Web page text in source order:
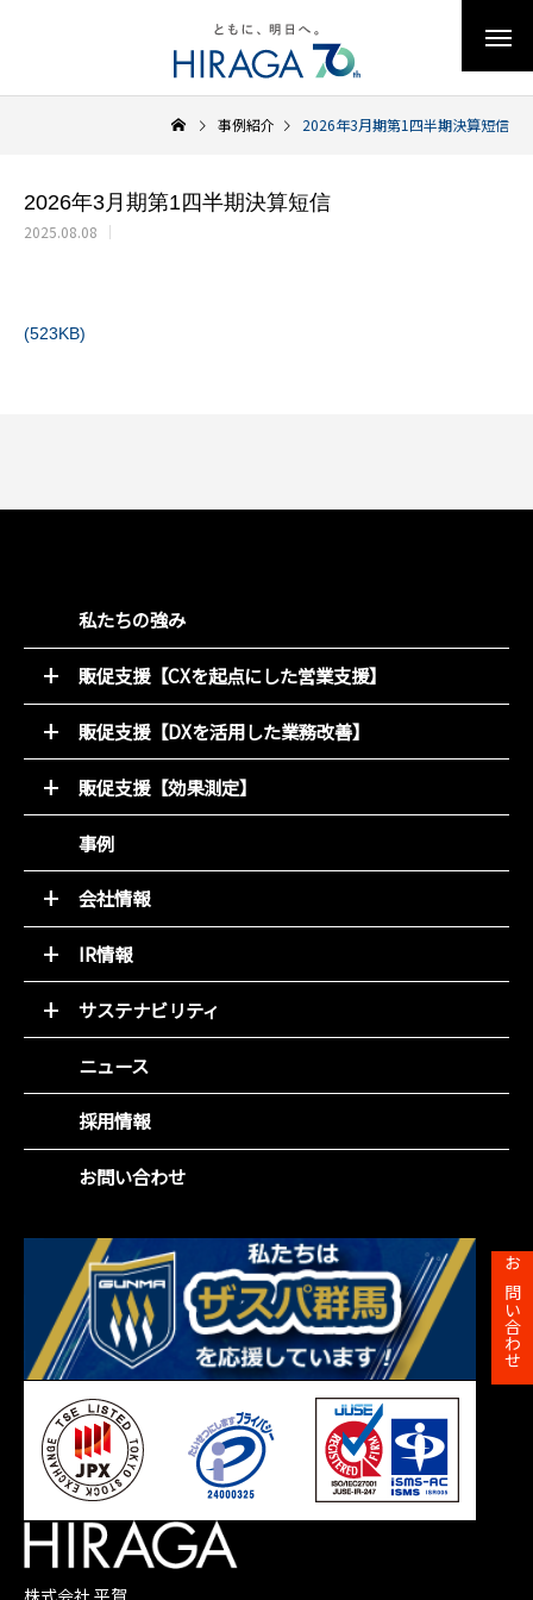
お問い合わせ
事例紹介 2026年3月期第1四半期決算短信
2026年3月期第1四半期決算短信
2025.08.08
(523KB)
私たちの強み
販促支援【CXを起点にした営業支援】
52週マーケティング
キャンペーン支援サービス
動画コンテンツ
デジタルチラシ 買適ミッケ!
商品ブランディング
PDM（顧客データ活用）
LINE集客サービス（＋LINKS）
販促支援【DXを活用した業務改善】
オンライン販促物制作支援システム
店別販促サポート
販促支援【効果測定】
商圏ポテンシャル分析
アンケート分析
売れるデザイン研究所
事例
会社情報
トップメッセージ
基本理念
会社概要
組織図
役員紹介
沿革
事業所一覧
IR情報
トップメッセージと決算解説
経営方針
IR資料室
財務ハイライト
IRカレンダー
株主総会
株主メモ
サステナビリティ
環境(E)
社会(S)
企業統治(G)
SDGsの取組み
ニュース
採用情報
お問い合わせ